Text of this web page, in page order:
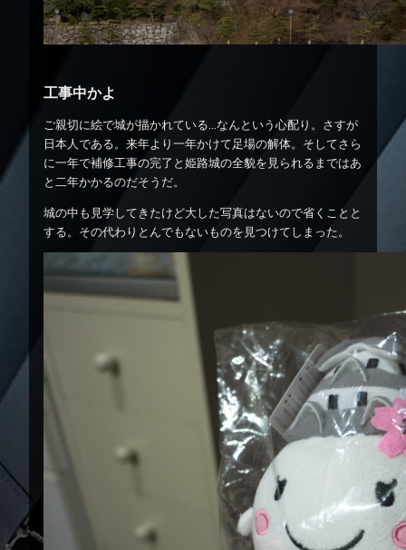
工事中かよ
ご親切に絵で城が描かれている…なんという心配り。さすが
日本人である。来年より一年かけて足場の解体。そしてさら
に一年で補修工事の完了と姫路城の全貌を見られるまではあ
と二年かかるのだそうだ。
城の中も見学してきたけど大した写真はないので省くことと
する。その代わりとんでもないものを見つけてしまった。